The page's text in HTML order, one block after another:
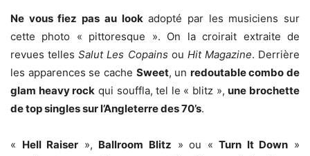
Ne vous fiez pas au look adopté par les musiciens sur
cette photo « pittoresque ». On la croirait extraite de
revues tellesSalut Les Copains ou Hit Magazine. Derrière
les apparences se cache Sweet, un redoutable combo de
glam heavy rock qui souffla, tel le « blitz »,une brochette
de top singles sur l’Angleterre des 70’s.
« Hell Raiser », Ballroom Blitz » ou «Turn It Down »